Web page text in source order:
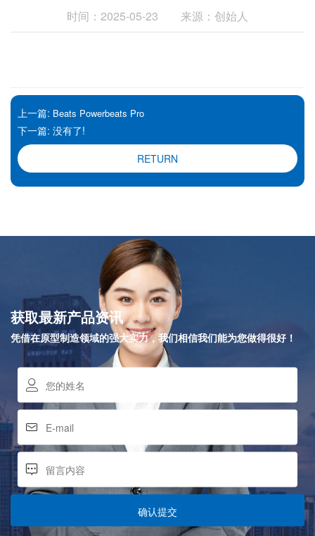
时间：2025-05-23 来源：创始人
上一篇: Beats Powerbeats Pro
下一篇: 没有了!
RETURN
获取最新产品资讯
凭借在原型制造领域的强大实力，我们相信我们能为您做得很好！
确认提交